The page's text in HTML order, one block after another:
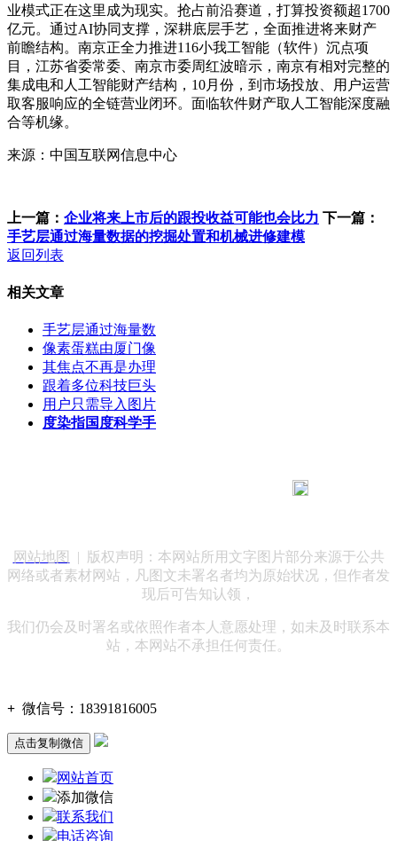
业模式正在这里成为现实。抢占前沿赛道，打算投资额超1700
亿元。通过AI协同支撑，深耕底层手艺，全面推进将来财产
前瞻结构。南京正全力推进116小我工智能（软件）沉点项
目，江苏省委常委、南京市委周红波暗示，南京有相对完整的
集成电和人工智能财产结构，10月份，到市场投放、用户运营
取客服响应的全链营业闭环。面临软件财产取人工智能深度融
合等机缘。
来源：中国互联网信息中心
上一篇： 企业将来上市后的跟投收益可能也会比力 下一篇：
手艺层通过海量数据的挖掘处置和机械进修建模
返回列表
相关文章
手艺层通过海量数
像素蛋糕由厦门像
其焦点不再是办理
跟着多位科技巨头
用户只需导入图片
度染指国度科学手
网站地图
| 版权声明：本网站所用文字图片部分来源于公共
网络或者素材网站，凡图文未署名者均为原始状况，但作者发
现后可告知认领，
我们仍会及时署名或依照作者本人意愿处理，如未及时联系本
站，本网站不承担任何责任。
+ 微信号： 18391816005
点击复制微信
网站首页
添加微信
联系我们
电话咨询